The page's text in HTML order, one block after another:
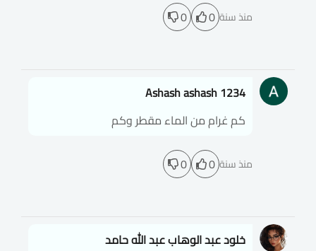
منذ سنة 0
0
Ashash ashash 1234
كم غرام من الماء مقطر وكم
منذ سنة 0
0
خلود عبد الوهاب عبد الله حامد